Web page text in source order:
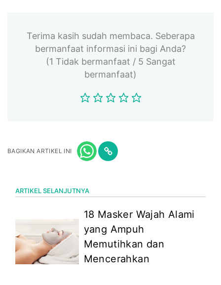
Terima kasih sudah membaca. Seberapa
bermanfaat informasi ini bagi Anda?
(1 Tidak bermanfaat / 5 Sangat
bermanfaat)
BAGIKAN ARTIKEL INI
ARTIKEL SELANJUTNYA
18 Masker Wajah Alami
yang Ampuh
Memutihkan dan
Mencerahkan